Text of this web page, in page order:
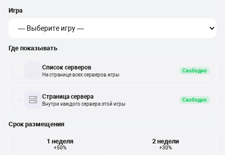
Игра
Где показывать
Список серверов
На странице всех серверов игры
Свободно
Страница сервера
Внутри каждого сервера этой игры
Свободно
Срок размещения
1 неделя
+50%
2 недели
+30%